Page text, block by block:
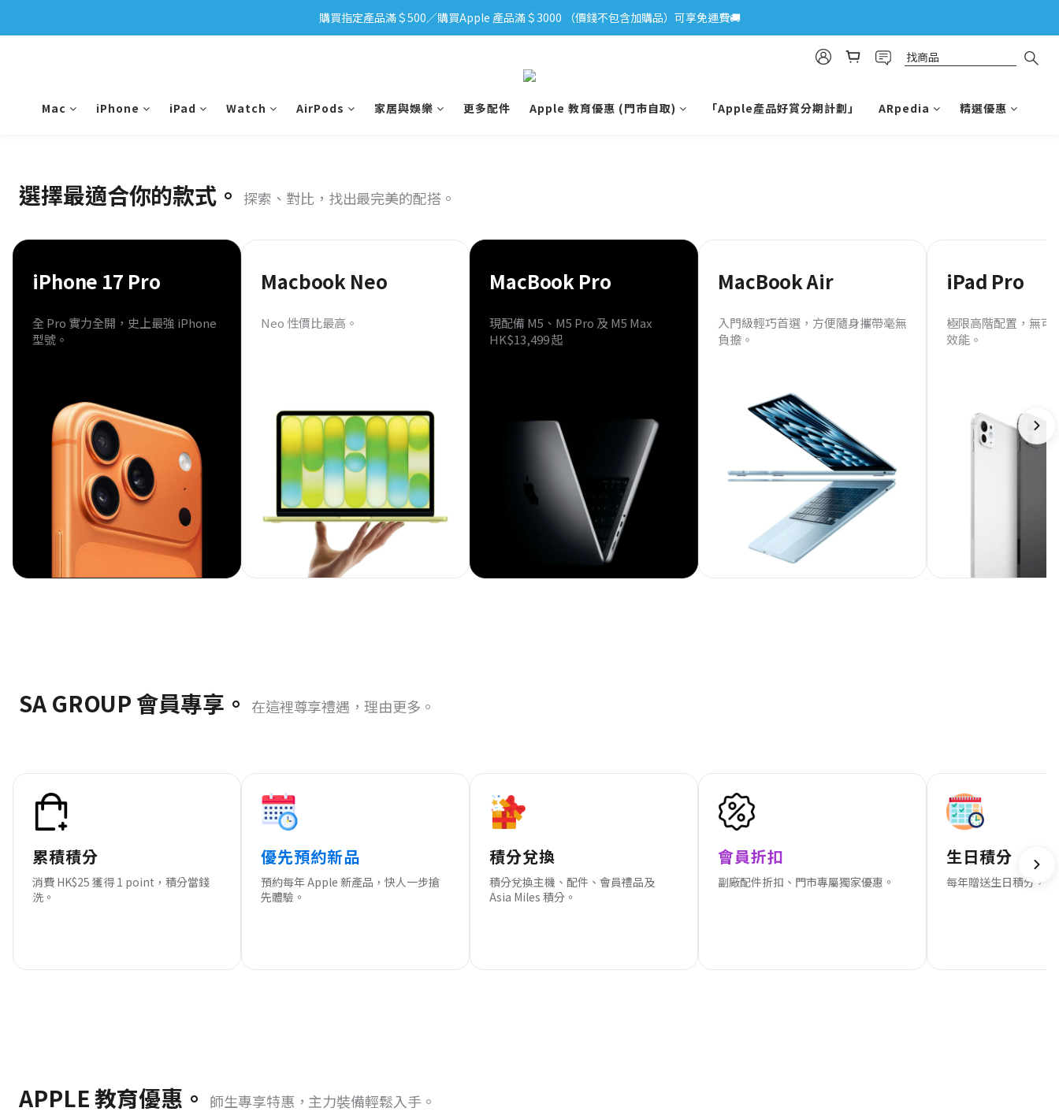
iPhone 17 系列新登場！立即訂購
購買指定產品滿＄500／購買Apple 產品滿＄3000 （價錢不包含加購品）可享免運費🚚
Mac iPhone iPad Watch AirPods 家居與娛樂 更多配件 Apple 教育優惠 (門市自取) 「Apple產品好賞分期計劃」 ARpedia 精選優惠
選擇最適合你的款式。 探索、對比，找出最完美的配搭。
iPhone 17 Pro
全 Pro 實力全開，史上最強 iPhone
型號。
Macbook Neo
Neo 性價比最高。
MacBook Pro
現配備 M5、M5 Pro 及 M5 Max
HK$13,499 起
MacBook Air
入門級輕巧首選，方便隨身攜帶毫無
負擔。
iPad Pro
極限高階配置，無可
效能。
SA GROUP 會員專享。 在這裡尊享禮遇，理由更多。
累積積分
消費 HK$25 獲得 1 point，積分當錢
洗。
優先預約新品
預約每年 Apple 新產品，快人一步搶
先體驗。
積分兌換
積分兌換主機、配件、會員禮品及
Asia Miles 積分。
會員折扣
副廠配件折扣、門市專屬獨家優惠。
生日積分
每年贈送生日積分，
APPLE 教育優惠。 師生專享特惠，主力裝備輕鬆入手。